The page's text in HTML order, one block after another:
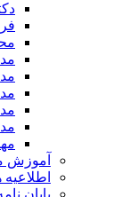
آموزش
اطلاعیه
پایان